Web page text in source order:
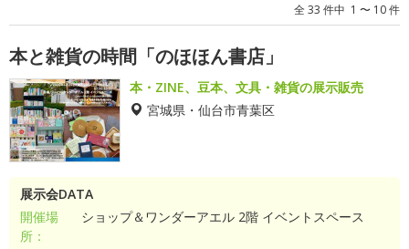
全 33 件中 1 〜 10 件
本と雑貨の時間「のほほん書店」
本・ZINE、豆本、文具・雑貨の展示販売
宮城県・仙台市青葉区
展示会DATA
開催場
所：
ショップ＆ワンダーアエル 2階 イベントスペース